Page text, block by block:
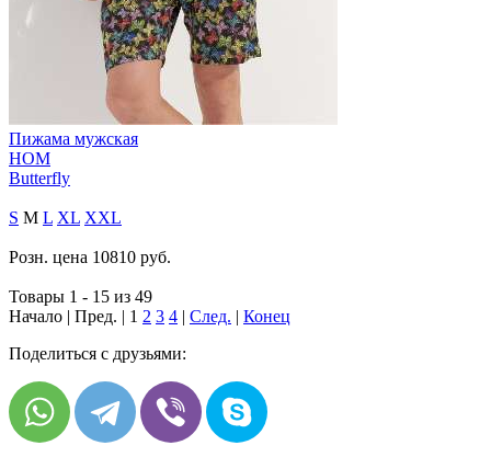
Пижама мужская
HOM
Butterfly
S M L XL XXL
Розн. цена 10810 руб.
Товары 1 - 15 из 49
Начало | Пред. | 1 2 3 4 | След. | Конец
Поделиться с друзьями: